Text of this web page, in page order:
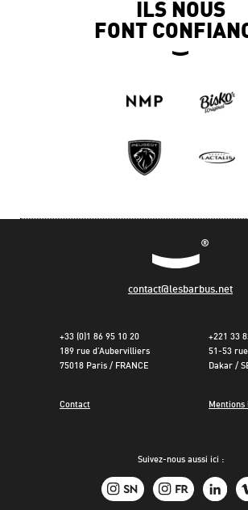
ILS NOUS
FONT
contact@lesbarbus.net
+33 (0)1 86 95 10 20
189 rue d’Aubervilliers
75018 Paris / FRANCE
+221 33
51-53
Dakar /
Contact Mentions
Suivez-nous aussi ici :